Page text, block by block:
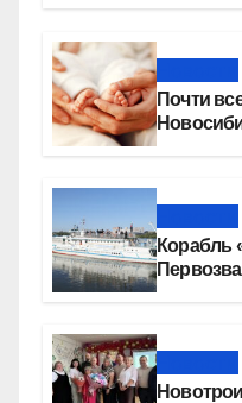
Почти
Корабль